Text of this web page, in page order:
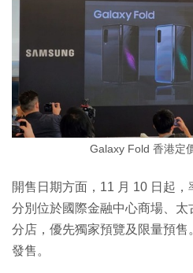
Galaxy Fold 香港定
開售日期方面，11 月 10 日起
分別位於國際金融中心商場、
分店，優先獨家預覽及限量預售
發售。